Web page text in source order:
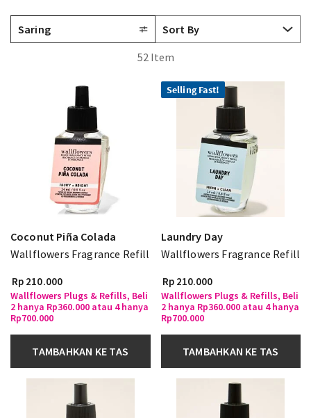
Saring
52 Item
Coconut Piña Colada
Wallflowers Fragrance Refill
Rp 210.000
Wallflowers Plugs & Refills, Beli
2 hanya Rp360.000 atau 4 hanya
Rp700.000
TAMBAHKAN KE TAS
Selling Fast!
Laundry Day
Wallflowers Fragrance Refill
Rp 210.000
Wallflowers Plugs & Refills, Beli
2 hanya Rp360.000 atau 4 hanya
Rp700.000
TAMBAHKAN KE TAS